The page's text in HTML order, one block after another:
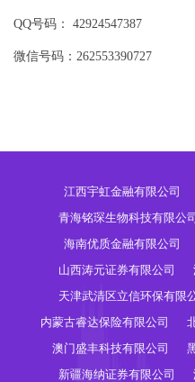
QQ号码： 42924547387
微信号码：262553390727
江西宇虹金融有限公司
青海铭琛生物科技有限公司
海南优质金融有限公司
山西涛元证券有限公司
天津武清区立信环保有限
内蒙古睿达保险有限公司
澳门盛丰科技有限公司
新疆海纳证券有限公司